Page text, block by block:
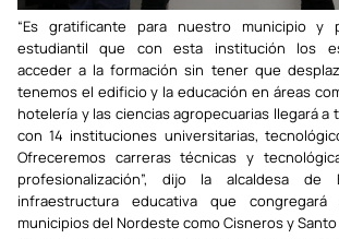
“Es gratificante para nuestro municipio y
estudiantil que con esta institución los
acceder a la formación sin tener que
tenemos el edificio y la educación en áreas
hotelería y las ciencias agropecuarias llegará a
con 14 instituciones universitarias,
Ofreceremos carreras técnicas y
profesionalización”, dijo la alcaldesa de
infraestructura educativa que
municipios del Nordeste como Cisneros y